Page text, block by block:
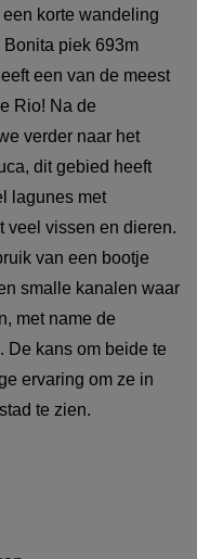
korte wandeling
Bonita piek 693m
een van de meest
Rio! Na de
verder naar het
dit gebied heeft
lagunes met
veel vissen en dieren.
van een bootje
smalle kanalen waar
met name de
kans om beide te
ervaring om ze in
te zien.